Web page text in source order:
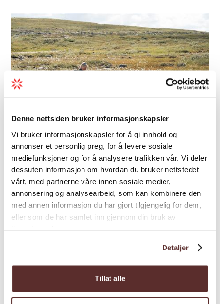
Denne nettsiden bruker informasjonskapsler
Vi bruker informasjonskapsler for å gi innhold og
annonser et personlig preg, for å levere sosiale
mediefunksjoner og for å analysere trafikken vår. Vi deler
dessuten informasjon om hvordan du bruker nettstedet
vårt, med partnerne våre innen sosiale medier,
annonsering og analysearbeid, som kan kombinere den
med annen informasjon du har gjort tilgjengelig for dem,
eller som de har samlet inn gjennom din bruk av
Detaljer
Tillat alle
Båtturer | Båtturer | Fjelltur
Halne - Skaupa - Rauhelleren
- Stigstuv - Halne
Halnekongen frå Halne til Skaupa, vidare til
dag til Stigstuv Turisthytte.